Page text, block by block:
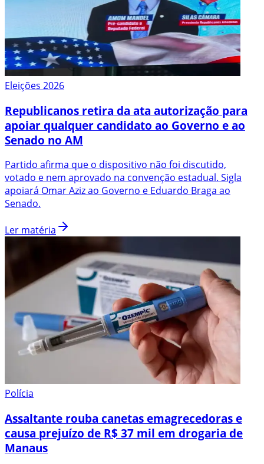
Eleições 2026
Republicanos retira da ata autorização para
apoiar qualquer candidato ao Governo e ao
Senado no AM
Partido afirma que o dispositivo não foi discutido,
votado e nem aprovado na convenção estadual. Sigla
apoiará Omar Aziz ao Governo e Eduardo Braga ao
Senado.
Ler matéria
Polícia
Assaltante rouba canetas emagrecedoras e
causa prejuízo de R$ 37 mil em drogaria de
Manaus